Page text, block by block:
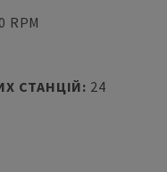
RPM
СТАНЦІЙ: 24